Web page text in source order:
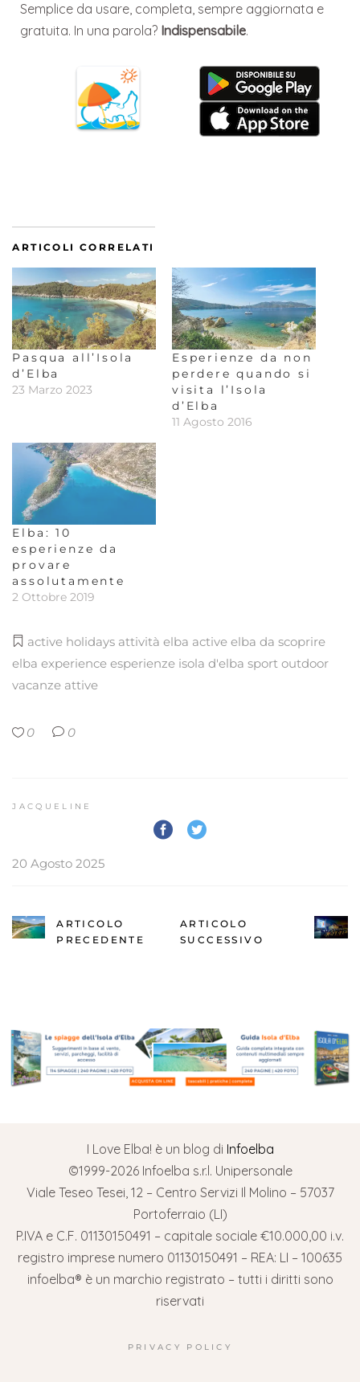
Semplice da usare, completa, sempre aggiornata e
gratuita. In una parola? Indispensabile.
ARTICOLI CORRELATI
Pasqua all’Isola
d’Elba
23 Marzo 2023
Esperienze da non
perdere quando si
visita l’Isola
d’Elba
11 Agosto 2016
Elba: 10
esperienze da
provare
assolutamente
2 Ottobre 2019
active holidays attività elba active elba da scoprire
elba experience esperienze isola d'elba sport outdoor
vacanze attive
0 0
JACQUELINE
20 Agosto 2025
ARTICOLO
PRECEDENTE
ARTICOLO
SUCCESSIVO
I Love Elba! è un blog di Infoelba
©1999-2026 Infoelba s.r.l. Unipersonale
Viale Teseo Tesei, 12 – Centro Servizi Il Molino – 57037
Portoferraio (LI)
P.IVA e C.F. 01130150491 – capitale sociale €10.000,00 i.v.
registro imprese numero 01130150491 – REA: LI – 100635
infoelba® è un marchio registrato – tutti i diritti sono
riservati
PRIVACY POLICY